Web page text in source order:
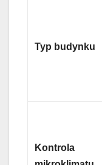
Typ budynku
Kontrola